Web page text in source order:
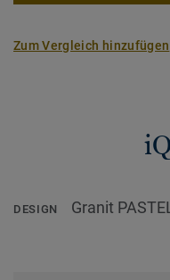
Entwicklung, die uns
nachhaltigen und
Mehr über unsere
Zum Vergleich hinzufügen
DESIGN Granit